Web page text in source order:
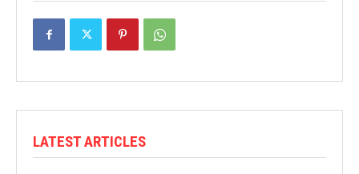
LATEST ARTICLES